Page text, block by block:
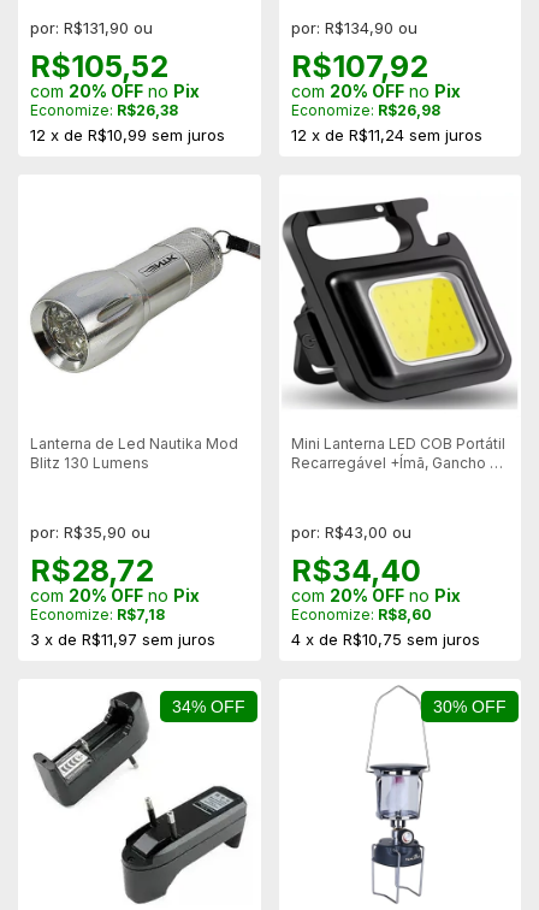
por: R$131,90 ou
R$105,52
com 20% OFF no Pix
Economize: R$26,38
12 x de R$10,99 sem juros
por: R$134,90 ou
R$107,92
com 20% OFFno Pix
Economize: R$26,98
12 x de R$11,24 sem juros
Lanterna de Led Nautika Mod
Blitz 130 Lumens
por: R$35,90 ou
R$28,72
com 20% OFF no Pix
Economize: R$7,18
3 x de R$11,97 sem juros
Mini Lanterna LED COB Portátil
Recarregável +Ímã, Gancho e
por: R$43,00 ou
R$34,40
com 20% OFFno Pix
Economize: R$8,60
4 x de R$10,75 sem juros
34% OFF 30% OFF